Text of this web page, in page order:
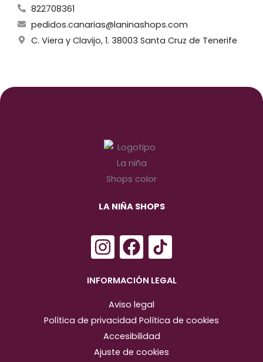
822708361
pedidos.canarias@laninashops.com
C. Viera y Clavijo, 1. 38003 Santa Cruz de Tenerife
LA NIÑA SHOPS
I
n
s
a
g
r
F
a
c
e
b
o
o
INFORMACIÓN LEGAL
Aviso legal
Política de privacidad Política de cookies
Accesibilidad
Ajuste de cookies